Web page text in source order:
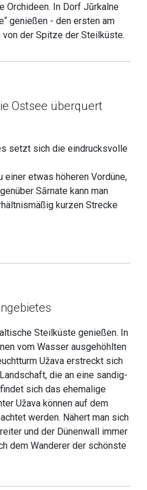
Orchideen. In Dorf Jūrkalne
genießen - den ersten am
der Spitze der Steilküste.
Ostsee überquert
setzt sich die eindrucksvolle
etwas höheren Vordüne,
Sārnate kann man
kurzen Strecke
Steilküste genießen. In
vom Wasser ausgehöhlten
Užava erstreckt sich
die an eine sandig-
sich das ehemalige
Užava können auf dem
werden. Nähert man sich
und der Dünenwall immer
dem Wanderer der schönste